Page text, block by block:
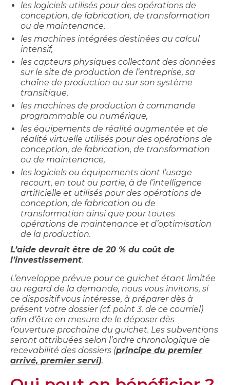
les logiciels utilisés pour des opérations de
conception, de fabrication, de transformation
ou de maintenance,
les machines intégrées destinées au calcul
intensif,
les capteurs physiques collectant des données
sur le site de production de l’entreprise, sa
chaîne de production ou sur son système
transitique,
les machines de production à commande
programmable ou numérique,
les équipements de réalité augmentée et de
réalité virtuelle utilisés pour des opérations de
conception, de fabrication, de transformation
ou de maintenance,
les logiciels ou équipements dont l’usage
recourt, en tout ou partie, à de l’intelligence
artificielle et utilisés pour des opérations de
conception, de fabrication ou de
transformation ainsi que pour toutes
opérations de maintenance et d’optimisation
de la production.
L’aide devrait être de 20 % du coût de
l’investissement.
L’enveloppe prévue pour ce guichet étant limitée
au regard de la demande, nous vous invitons, si
ce dispositif vous intéresse, à préparer dès à
présent votre dossier (cf. point 3. de ce courriel)
afin d’être en mesure de le déposer dès
l’ouverture prochaine du guichet. Les subventions
seront attribuées selon l’ordre chronologique de
recevabilité des dossiers (principe du premier
arrivé, premier servi).